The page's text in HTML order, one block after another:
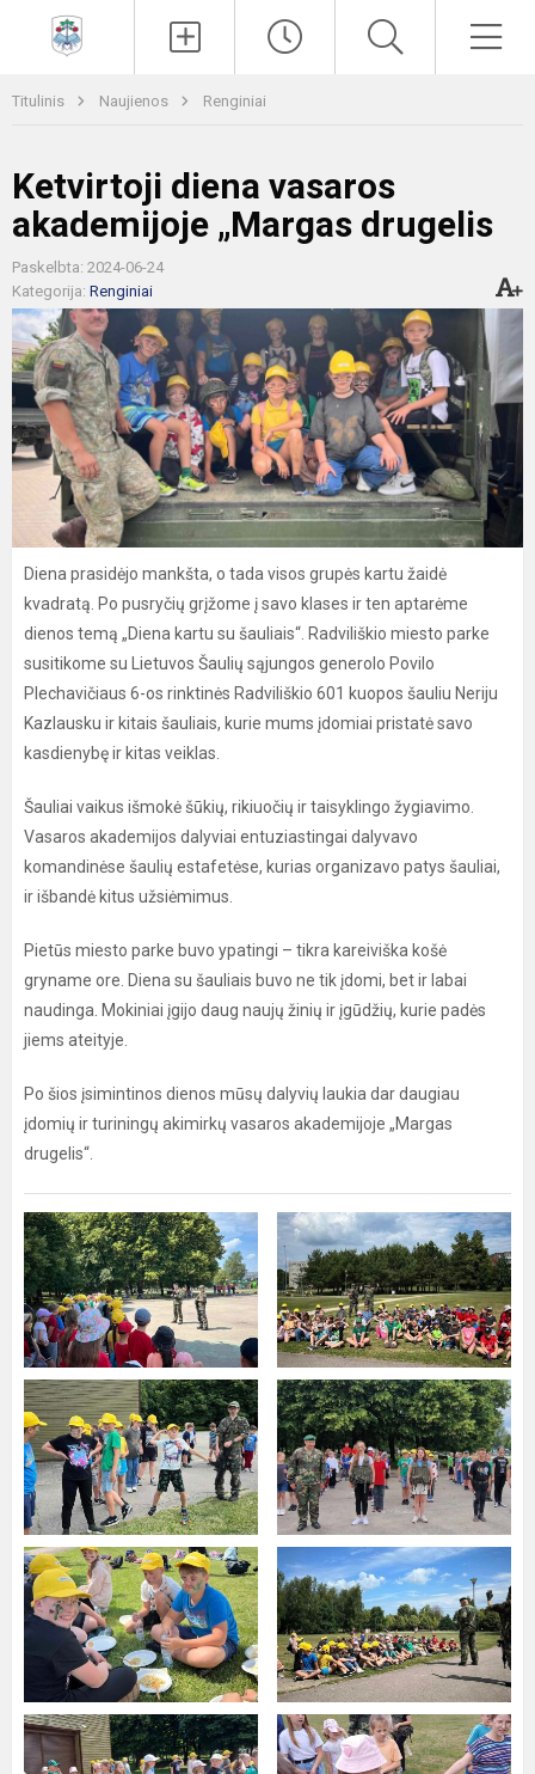
Titulinis Naujienos Renginiai
Ketvirtoji diena vasaros
akademijoje „Margas drugelis
Paskelbta: 2024-06-24
Kategorija: Renginiai
Diena prasidėjo mankšta, o tada visos grupės kartu žaidė
kvadratą. Po pusryčių grįžome į savo klases ir ten aptarėme
dienos temą „Diena kartu su šauliais“. Radviliškio miesto parke
susitikome su Lietuvos Šaulių sąjungos generolo Povilo
Plechavičiaus 6-os rinktinės Radviliškio 601 kuopos šauliu Neriju
Kazlausku ir kitais šauliais, kurie mums įdomiai pristatė savo
kasdienybę ir kitas veiklas.
Šauliai vaikus išmokė šūkių, rikiuočių ir taisyklingo žygiavimo.
Vasaros akademijos dalyviai entuziastingai dalyvavo
komandinėse šaulių estafetėse, kurias organizavo patys šauliai,
ir išbandė kitus užsiėmimus.
Pietūs miesto parke buvo ypatingi – tikra kareiviška košė
gryname ore. Diena su šauliais buvo ne tik įdomi, bet ir labai
naudinga. Mokiniai įgijo daug naujų žinių ir įgūdžių, kurie padės
jiems ateityje.
Po šios įsimintinos dienos mūsų dalyvių laukia dar daugiau
įdomių ir turiningų akimirkų vasaros akademijoje „Margas
drugelis“.